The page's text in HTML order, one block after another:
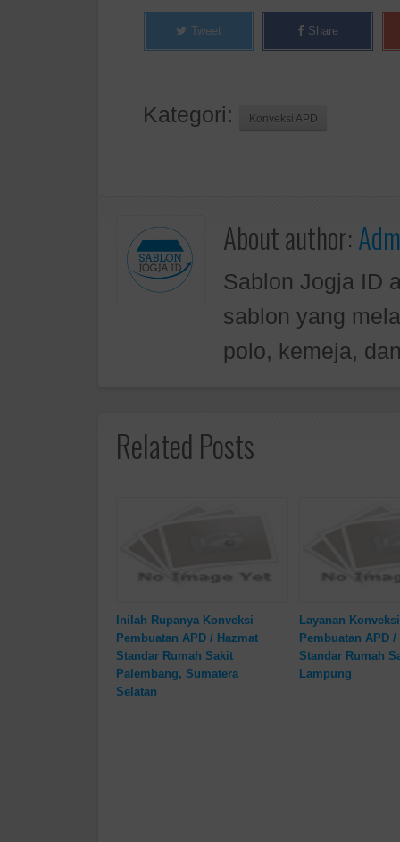
Tweet Share
Kategori: Konveksi APD
About author:
Sablon Jogja ID
sablon yang
polo, kemeja,
Related Posts
Inilah Rupanya Konveksi
Pembuatan APD / Hazmat
Standar Rumah Sakit
Palembang, Sumatera
Selatan
Layanan Konveksi
Pembuatan APD /
Standar Rumah
Lampung